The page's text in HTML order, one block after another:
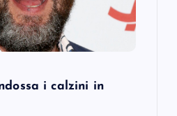
i calzini in